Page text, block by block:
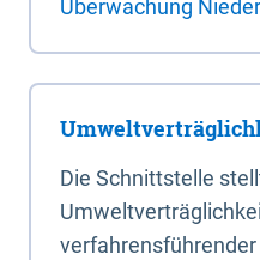
Überwachung
Die Schnittstelle